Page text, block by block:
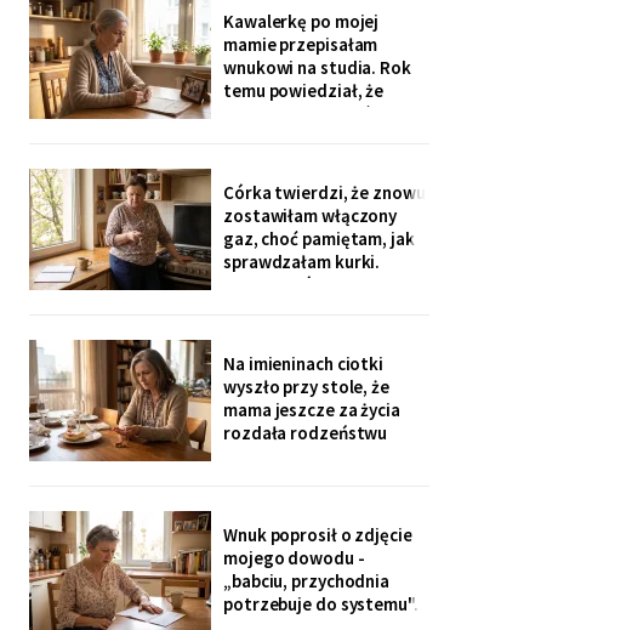
przyszłości". Syn położył
na stole kartkę z
punktami. Pierwszy
przeczytałam do góry
nogami
Kawalerkę po mojej
mamie przepisałam
wnukowi na studia. Rok
temu powiedział, że
musiał ją sprzedać, „bo
spotkałam dawną
sąsiadkę stamtąd: „Co
weekend inni ludzie z
walizkami, klucze w
skrzynce na szyfr.
Córka twierdzi, że znowu
zostawiłam włączony
gaz, choć pamiętam, jak
sprawdzałam kurki.
Klucze, które „zgubiłam",
sąsiadka wspomniała, że
córka była u mnie we
wtorek - kiedy ja
siedziałam w przychodni.
Nigdy nie dawałam
Na imieninach ciotki
wyszło przy stole, że
mama jeszcze za życia
rozdała rodzeństwu
dostałam jej różaniec, po
pogrzebie, z szuflady.
Siostra wyjaśniła: „Ty i
tak zawsze byłaś
ustawiona."
Wnuk poprosił o zdjęcie
mojego dowodu -
„babciu, przychodnia
potrzebuje do systemu".